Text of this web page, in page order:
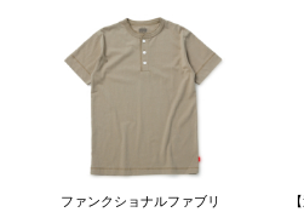
ファンクショナルファブリ